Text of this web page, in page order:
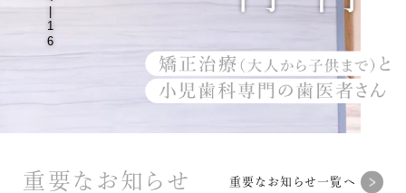
重要なお知らせ 重要なお知らせ一覧へ